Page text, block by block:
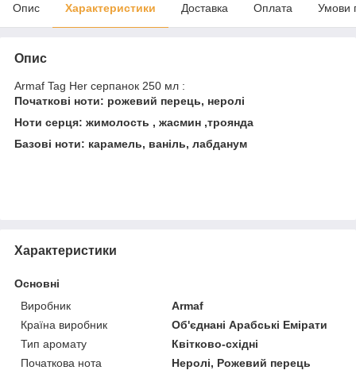
Опис Характеристики Доставка Оплата Умови
Опис
Armaf Tag Her серпанок 250 мл :
Початкові ноти: рожевий перець, неролі
Ноти серця: жимолость , жасмин ,троянда
Базові ноти: карамель, ваніль, лабданум
Характеристики
Основні
Виробник
Armaf
Країна виробник
Об'єднані Арабські Емірати
Тип аромату
Квітково-східні
Початкова нота
Неролі, Рожевий перець